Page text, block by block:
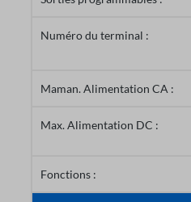
Numéro du terminal :
Maman. Alimentation CA :
Max. Alimentation DC :
Fonctions :